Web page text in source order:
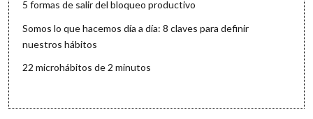
5 formas de salir del bloqueo productivo
Somos lo que hacemos día a día: 8 claves para definir
nuestros hábitos
22 microhábitos de 2 minutos